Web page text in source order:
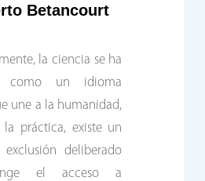
Betancourt
la ciencia se ha
como un idioma
une a la humanidad,
la práctica, existe un
deliberado
el acceso a